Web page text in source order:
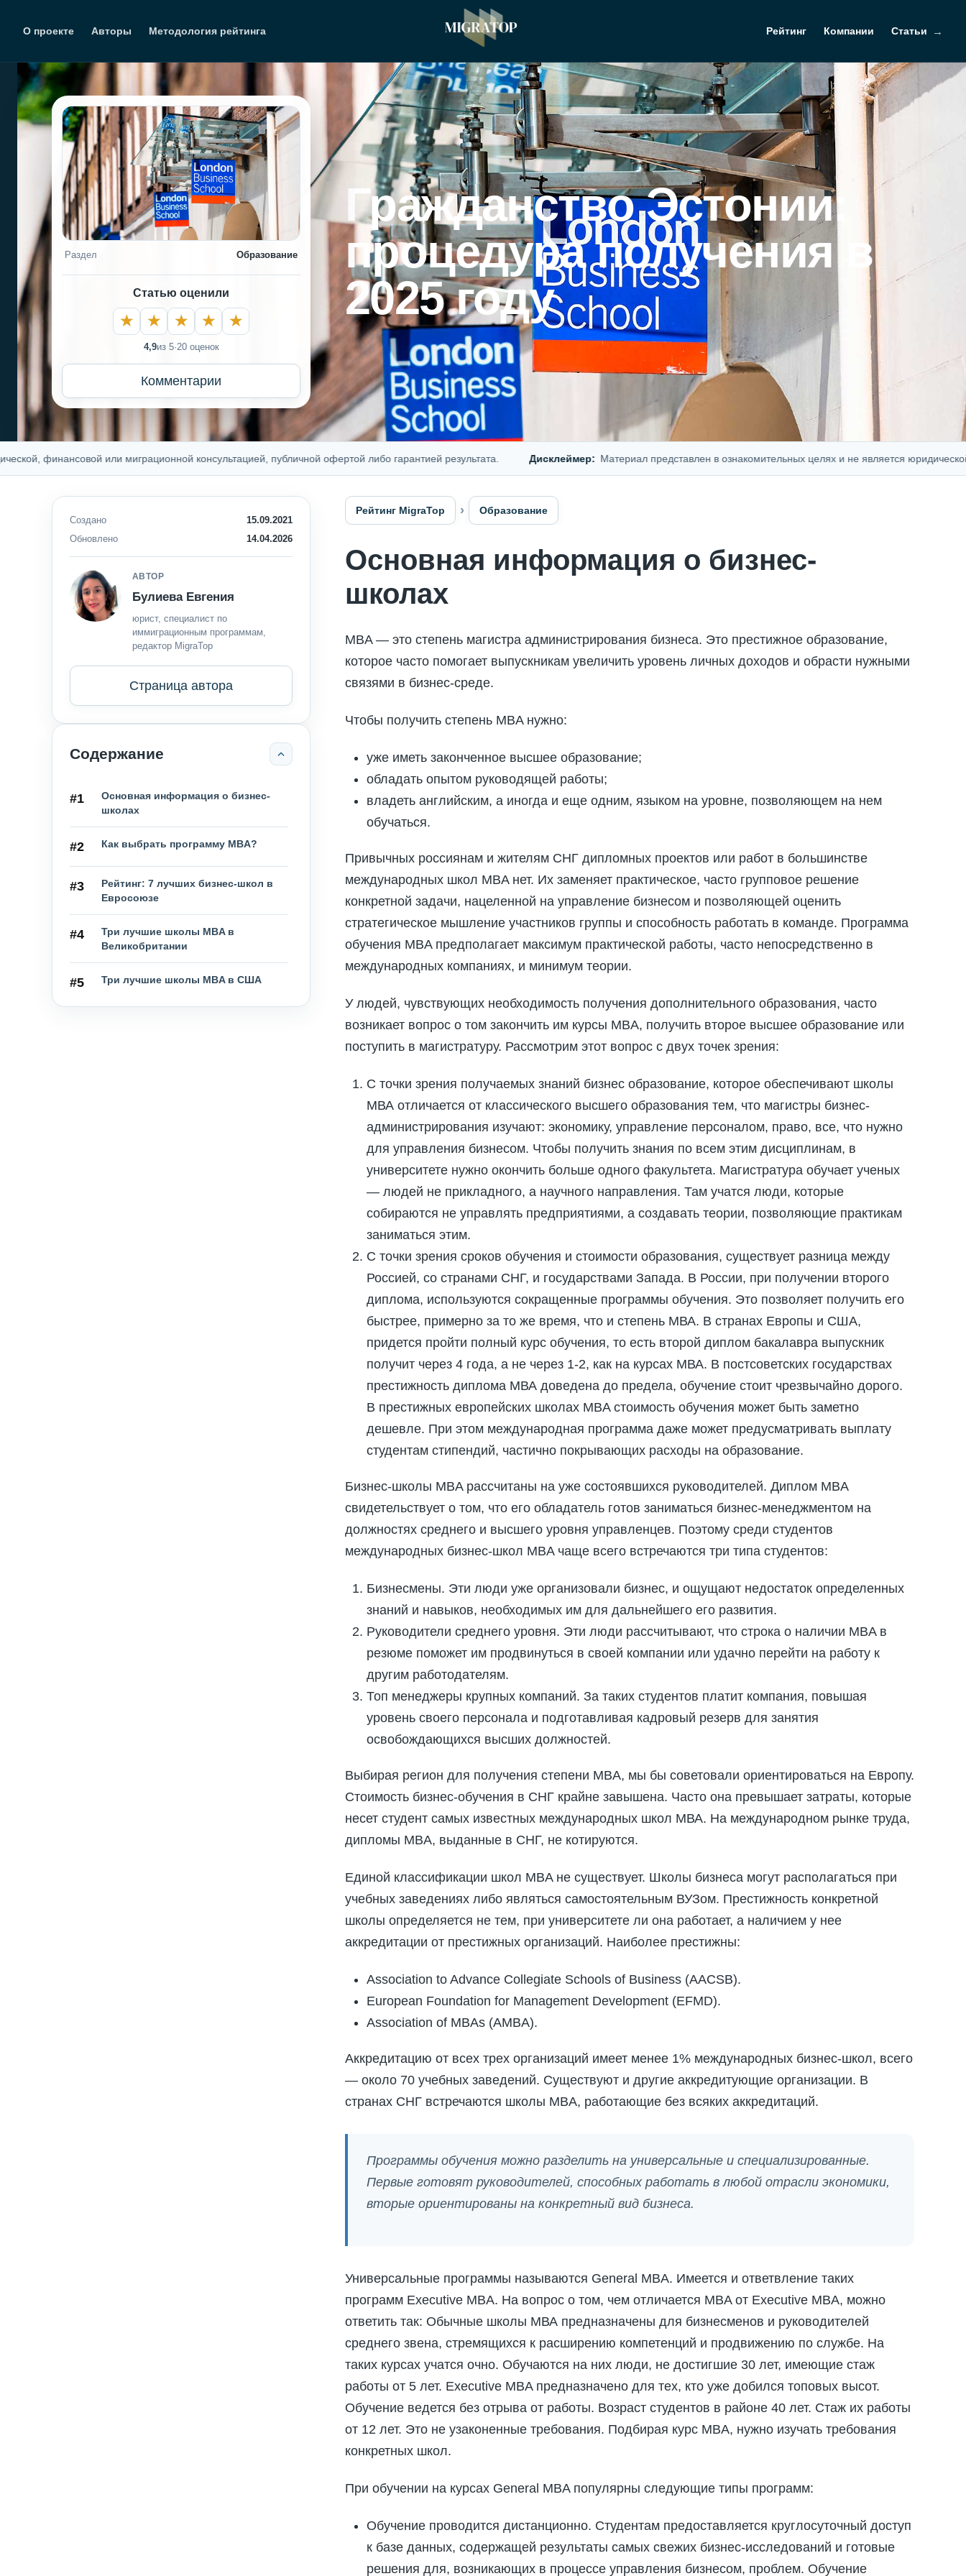
О проекте Авторы Методология рейтинга Рейтинг Компании Статьи
Гражданство Эстонии:
процедура получения в
2025 году
Раздел Образование
Статью оценили
4,9из 5·20 оценок
Комментарии
или миграционной консультацией, публичной офертой либо гарантией результата. Дисклеймер: Материал представлен в ознакомительных целях и не является юридической,
Создано
15.09.2021
Обновлено
14.04.2026
АВТОР
Булиева Евгения
юрист, специалист по
иммиграционным программам,
редактор MigraTop
Страница автора
Содержание
#1
Основная информация о бизнес-
школах
#2 Как выбрать программу MBA?
#3
Рейтинг: 7 лучших бизнес-школ в
Евросоюзе
#4
Три лучшие школы MBA в
Великобритании
#5 Три лучшие школы MBA в США
Рейтинг MigraTop Образование
Основная информация о бизнес-
школах
MBA — это степень магистра администрирования бизнеса. Это престижное образование,
которое часто помогает выпускникам увеличить уровень личных доходов и обрасти нужными
связями в бизнес-среде.
Чтобы получить степень MBA нужно:
уже иметь законченное высшее образование;
обладать опытом руководящей работы;
владеть английским, а иногда и еще одним, языком на уровне, позволяющем на нем
обучаться.
Привычных россиянам и жителям СНГ дипломных проектов или работ в большинстве
международных школ MBA нет. Их заменяет практическое, часто групповое решение
конкретной задачи, нацеленной на управление бизнесом и позволяющей оценить
стратегическое мышление участников группы и способность работать в команде. Программа
обучения MBA предполагает максимум практической работы, часто непосредственно в
международных компаниях, и минимум теории.
У людей, чувствующих необходимость получения дополнительного образования, часто
возникает вопрос о том закончить им курсы MBA, получить второе высшее образование или
поступить в магистратуру. Рассмотрим этот вопрос с двух точек зрения:
С точки зрения получаемых знаний бизнес образование, которое обеспечивают школы
МВА отличается от классического высшего образования тем, что магистры бизнес-
администрирования изучают: экономику, управление персоналом, право, все, что нужно
для управления бизнесом. Чтобы получить знания по всем этим дисциплинам, в
университете нужно окончить больше одного факультета. Магистратура обучает ученых
— людей не прикладного, а научного направления. Там учатся люди, которые
собираются не управлять предприятиями, а создавать теории, позволяющие практикам
заниматься этим.
С точки зрения сроков обучения и стоимости образования, существует разница между
Россией, со странами СНГ, и государствами Запада. В России, при получении второго
диплома, используются сокращенные программы обучения. Это позволяет получить его
быстрее, примерно за то же время, что и степень МВА. В странах Европы и США,
придется пройти полный курс обучения, то есть второй диплом бакалавра выпускник
получит через 4 года, а не через 1-2, как на курсах МВА. В постсоветских государствах
престижность диплома МВА доведена до предела, обучение стоит чрезвычайно дорого.
В престижных европейских школах MBA стоимость обучения может быть заметно
дешевле. При этом международная программа даже может предусматривать выплату
студентам стипендий, частично покрывающих расходы на образование.
Бизнес-школы MBA рассчитаны на уже состоявшихся руководителей. Диплом MBA
свидетельствует о том, что его обладатель готов заниматься бизнес-менеджментом на
должностях среднего и высшего уровня управленцев. Поэтому среди студентов
международных бизнес-школ MBA чаще всего встречаются три типа студентов:
Бизнесмены. Эти люди уже организовали бизнес, и ощущают недостаток определенных
знаний и навыков, необходимых им для дальнейшего его развития.
Руководители среднего уровня. Эти люди рассчитывают, что строка о наличии MBA в
резюме поможет им продвинуться в своей компании или удачно перейти на работу к
другим работодателям.
Топ менеджеры крупных компаний. За таких студентов платит компания, повышая
уровень своего персонала и подготавливая кадровый резерв для занятия
освобождающихся высших должностей.
Выбирая регион для получения степени MBA, мы бы советовали ориентироваться на Европу.
Стоимость бизнес-обучения в СНГ крайне завышена. Часто она превышает затраты, которые
несет студент самых известных международных школ МВА. На международном рынке труда,
дипломы MBA, выданные в СНГ, не котируются.
Единой классификации школ MBA не существует. Школы бизнеса могут располагаться при
учебных заведениях либо являться самостоятельным ВУЗом. Престижность конкретной
школы определяется не тем, при университете ли она работает, а наличием у нее
аккредитации от престижных организаций. Наиболее престижны:
Association to Advance Collegiate Schools of Business (AACSB).
European Foundation for Management Development (EFMD).
Association of MBAs (АMBA).
Аккредитацию от всех трех организаций имеет менее 1% международных бизнес-школ, всего
— около 70 учебных заведений. Существуют и другие аккредитующие организации. В
странах СНГ встречаются школы MBA, работающие без всяких аккредитаций.
Программы обучения можно разделить на универсальные и специализированные.
Первые готовят руководителей, способных работать в любой отрасли экономики,
вторые ориентированы на конкретный вид бизнеса.
Универсальные программы называются General MBA. Имеется и ответвление таких
программ Executive MBA. На вопрос о том, чем отличается MBA от Executive MBA, можно
ответить так: Обычные школы МВА предназначены для бизнесменов и руководителей
среднего звена, стремящихся к расширению компетенций и продвижению по службе. На
таких курсах учатся очно. Обучаются на них люди, не достигшие 30 лет, имеющие стаж
работы от 5 лет. Executive MBA предназначено для тех, кто уже добился топовых высот.
Обучение ведется без отрыва от работы. Возраст студентов в районе 40 лет. Стаж их работы
от 12 лет. Это не узаконенные требования. Подбирая курс MBA, нужно изучать требования
конкретных школ.
При обучении на курсах General MBA популярны следующие типы программ:
Обучение проводится дистанционно. Студентам предоставляется круглосуточный доступ
к базе данных, содержащей результаты самых свежих бизнес-исследований и готовые
решения для, возникающих в процессе управления бизнесом, проблем. Обучение